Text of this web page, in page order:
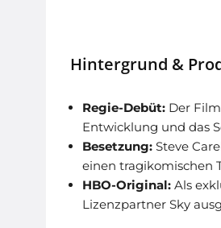
Hintergrund &
Regie-Debüt: Der
Entwicklung und das
Besetzung: Steve
einen tragikomischen
HBO-Original: Als
Lizenzpartner Sky